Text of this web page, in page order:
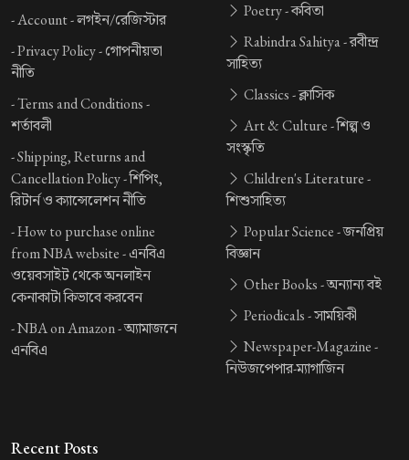
-Account -লগইন/রেজিস্টার
-Privacy Policy -গোপনীয়তা
নীতি
-Terms and Conditions -
শর্তাবলী
-Shipping, Returns and
Cancellation Policy -শিপিং,
রিটার্ন ও ক্যান্সেলেশন নীতি
-How to purchase online
from NBA website -এনবিএ
ওয়েবসাইট থেকে অনলাইন
কেনাকাটা কিভাবে করবেন
-NBA on Amazon -অ্যামাজনে
এনবিএ
Poetry -কবিতা
Rabindra Sahitya -রবীন্দ্র
সাহিত্য
Classics -ক্লাসিক
Art & Culture -শিল্প ও
সংস্কৃতি
Children's Literature -
শিশুসাহিত্য
Popular Science -জনপ্রিয়
বিজ্ঞান
Other Books -অন্যান্য বই
Periodicals -সাময়িকী
Newspaper-Magazine -
নিউজপেপার-ম্যাগাজিন
Recent Posts